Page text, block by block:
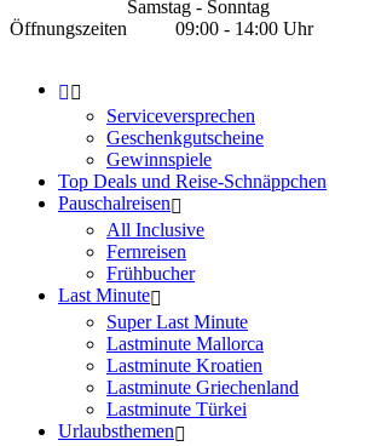
Öffnungszeiten
Samstag - Sonntag
09:00 - 14:00 Uhr
Serviceversprechen
Geschenkgutscheine
Gewinnspiele
Top Deals und Reise-Schnäppchen
Pauschalreisen
All Inclusive
Fernreisen
Frühbucher
Last Minute
Super Last Minute
Lastminute Mallorca
Lastminute Kroatien
Lastminute Griechenland
Lastminute Türkei
Urlaubsthemen